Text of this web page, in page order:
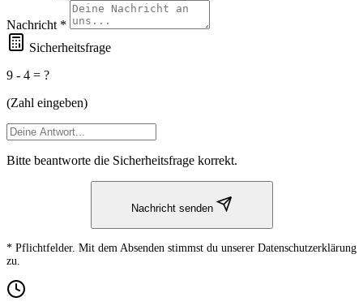
Nachricht *
Sicherheitsfrage
9 - 4 = ?
(Zahl eingeben)
Bitte beantworte die Sicherheitsfrage korrekt.
Nachricht senden
* Pflichtfelder. Mit dem Absenden stimmst du unserer Datenschutzerklärung
zu.